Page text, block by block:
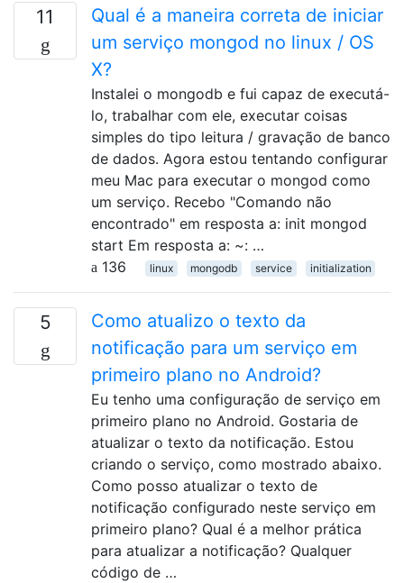
11
Qual é a maneira correta de iniciar
um serviço mongod no linux / OS
X?
Instalei o mongodb e fui capaz de executá-
lo, trabalhar com ele, executar coisas
simples do tipo leitura / gravação de banco
de dados. Agora estou tentando configurar
meu Mac para executar o mongod como
um serviço. Recebo "Comando não
encontrado" em resposta a: init mongod
start Em resposta a: ~: …
136
linux mongodb service initialization
5
Como atualizo o texto da
notificação para um serviço em
primeiro plano no Android?
Eu tenho uma configuração de serviço em
primeiro plano no Android. Gostaria de
atualizar o texto da notificação. Estou
criando o serviço, como mostrado abaixo.
Como posso atualizar o texto de
notificação configurado neste serviço em
primeiro plano? Qual é a melhor prática
para atualizar a notificação? Qualquer
código de …